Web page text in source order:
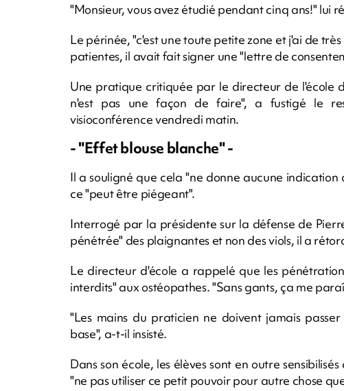
"Monsieur, vous avez étudié pendant cinq ans!" lui
Le périnée, "c'est une toute petite zone et j'ai de
patientes, il avait fait signer une "lettre de
Une pratique critiquée par le directeur de l'école
n'est pas une façon de faire", a fustigé le
visioconférence vendredi matin.
- "Effet blouse blanche" -
Il a souligné que cela "ne donne aucune
ce "peut être piégeant".
Interrogé par la présidente sur la défense de
pénétrée" des plaignantes et non des viols, il a
Le directeur d'école a rappelé que les
interdits" aux ostéopathes. "Sans gants, ça me
"Les mains du praticien ne doivent jamais
base", a-t-il insisté.
Dans son école, les élèves sont en outre
"ne pas utiliser ce petit pouvoir pour autre chose